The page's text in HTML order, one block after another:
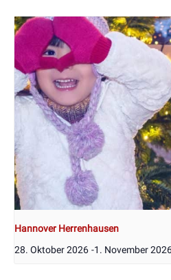
Hannover Herrenhausen
28. Oktober 2026 -1. November